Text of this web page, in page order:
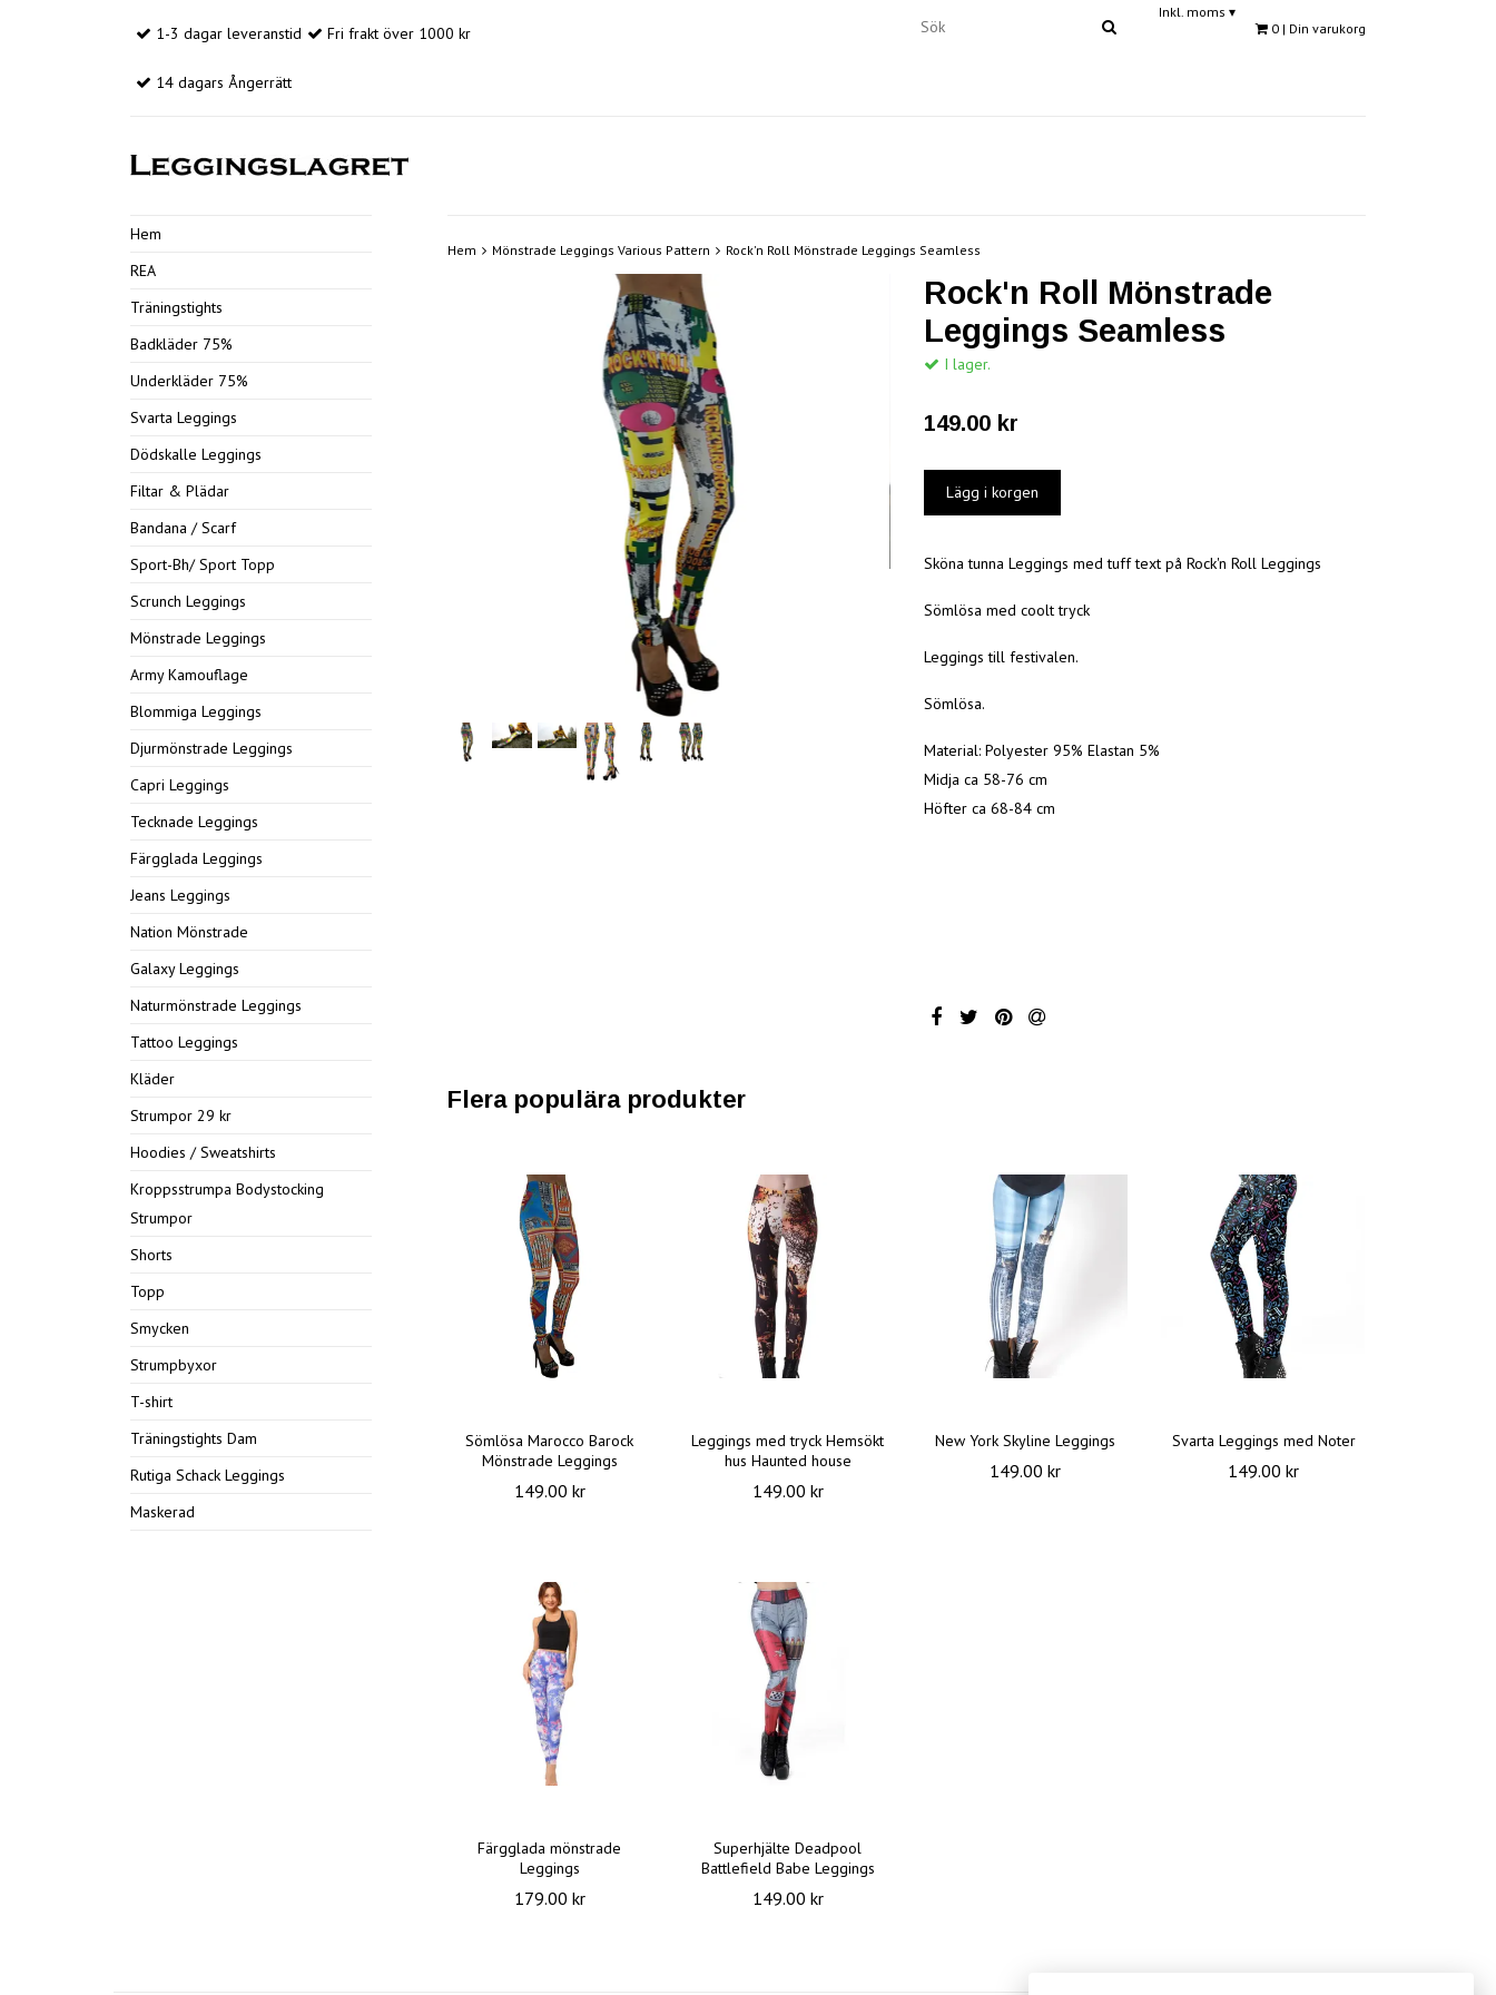
1-3 dagar leveranstid Fri frakt över 1000 kr
14 dagars Ångerrätt
Inkl. moms ▾
0 | Din varukorg
Hem
REA
Träningstights
Badkläder 75%
Underkläder 75%
Svarta Leggings
Dödskalle Leggings
Filtar & Plädar
Bandana / Scarf
Sport-Bh/ Sport Topp
Scrunch Leggings
Mönstrade Leggings
Army Kamouflage
Blommiga Leggings
Djurmönstrade Leggings
Capri Leggings
Tecknade Leggings
Färgglada Leggings
Jeans Leggings
Nation Mönstrade
Galaxy Leggings
Naturmönstrade Leggings
Tattoo Leggings
Kläder
Strumpor 29 kr
Hoodies / Sweatshirts
Kroppsstrumpa Bodystocking
Strumpor
Shorts
Topp
Smycken
Strumpbyxor
T-shirt
Träningstights Dam
Rutiga Schack Leggings
Maskerad
Hem Mönstrade Leggings Various Pattern Rock'n Roll Mönstrade Leggings Seamless
Rock'n Roll Mönstrade
Leggings Seamless
I lager.
149.00 kr
Sköna tunna Leggings med tuff text på Rock'n Roll Leggings
Sömlösa med coolt tryck
Leggings till festivalen.
Sömlösa.
Material: Polyester 95% Elastan 5%
Midja ca 58-76 cm
Höfter ca 68-84 cm
Flera populära produkter
Sömlösa Marocco Barock
Mönstrade Leggings
149.00 kr
Leggings med tryck Hemsökt
hus Haunted house
149.00 kr
New York Skyline Leggings
149.00 kr
Svarta Leggings med Noter
149.00 kr
Färgglada mönstrade
Leggings
179.00 kr
Superhjälte Deadpool
Battlefield Babe Leggings
149.00 kr